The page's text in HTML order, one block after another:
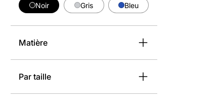
Noir Gris Bleu
Matière
Par taille